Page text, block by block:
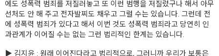
에도 성폭력 범죄를 저질러놓고 또 이런 범행을 저질렀구나 해서 아무
선처도 안 해 주고 전자발찌도 채우고 그럴 수는 있습니다. 그런데 전
에 성폭력 범죄가 있다고 해서 이번 것도 성폭력 범죄라고 당연히 인
과관계가 이어질 수는 없는 그런 법리적인 한계는 있습니다.
▶ 김지윤 : 원래 이어진다라고 법리적으로, 그러니까 우리가 보통은